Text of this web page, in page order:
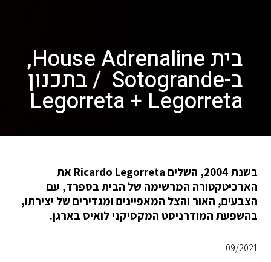
בית House Adrenaline,
ב-Sotogrande / בתכנון
Legorreta + Legorreta
בשנת 2004, השלים Ricardo Legorreta את
הארכיטקטורה המרשימה של הבית בספרד, עם
הצבעים, האור והצל המאפיינים ומגדירים של יצירתו,
בהשפעת המודרניסט המקסיקני לואיס בארגן.
09/2021